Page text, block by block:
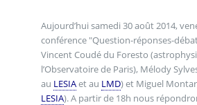
Aujourd’hui samedi 30 août 2014,
conférence "Question-réponses-
Vincent Coudé du Foresto
l’Observatoire de Paris), Mélody
au LESIAet au LMD) et Miguel
LESIA). A partir de 18h nous